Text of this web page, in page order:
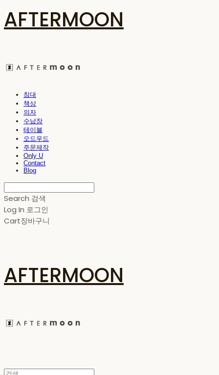
AFTERMOON
침대
책상
의자
수납장
테이블
오드우드
주문제작
Only U
Contact
Blog
Search 검색
Log In 로그인
Cart장바구니
AFTERMOON